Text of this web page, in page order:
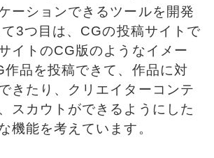
ーションできるツールを開発
3つ目は、CGの投稿サイトで
イトのCG版のようなイメー
作品を投稿できて、作品に対
きたり、クリエイターコンテ
スカウトができるようにした
機能を考えています。